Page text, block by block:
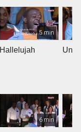
5 min
Hallelujah Un
6 min